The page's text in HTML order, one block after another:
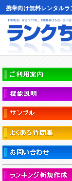
携帯向け無料レンタルラ